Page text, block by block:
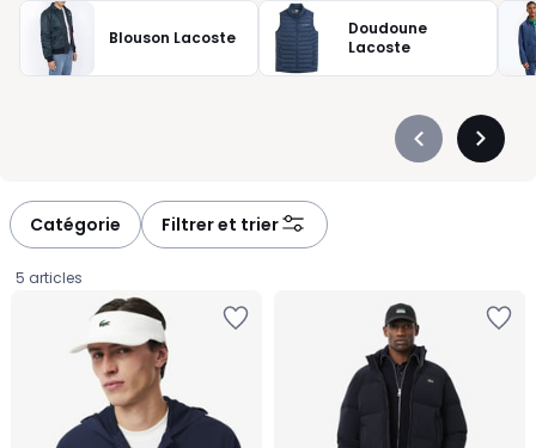
Blouson Lacoste
Doudoune
Lacoste
Précédent
Catégorie Filtrer et trier
5 articles